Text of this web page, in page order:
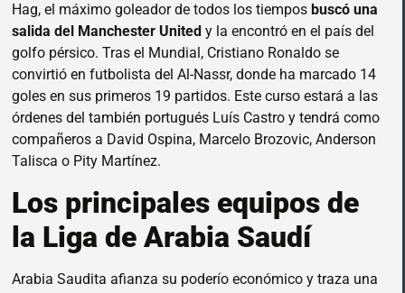
Hag, el máximo goleador de todos los tiempos buscó una
salida del Manchester United y la encontró en el país del
golfo pérsico. Tras el Mundial, Cristiano Ronaldo se
convirtió en futbolista del Al-Nassr, donde ha marcado 14
goles en sus primeros 19 partidos. Este curso estará a las
órdenes del también portugués Luís Castro y tendrá como
compañeros a David Ospina, Marcelo Brozovic, Anderson
Talisca o Pity Martínez.
Los principales equipos de
la Liga de Arabia Saudí
Arabia Saudita afianza su poderío económico y traza una